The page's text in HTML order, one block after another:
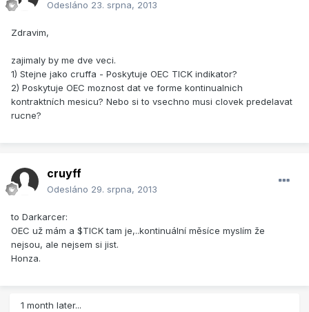
Odesláno 23. srpna, 2013
Zdravim,
zajimaly by me dve veci.
1) Stejne jako cruffa - Poskytuje OEC TICK indikator?
2) Poskytuje OEC moznost dat ve forme kontinualnich
kontraktních mesicu? Nebo si to vsechno musi clovek predelavat
rucne?
cruyff
Odesláno 29. srpna, 2013
to Darkarcer:
OEC už mám a $TICK tam je,..kontinuální měsíce myslím že
nejsou, ale nejsem si jist.
Honza.
1 month later...